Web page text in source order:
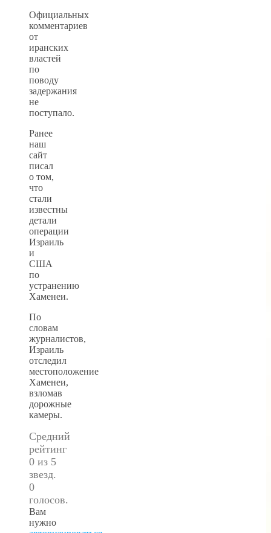
Официальных
комментариев
от
иранских
властей
по
поводу
задержания
не
поступало.
Ранее
наш
сайт
писал
о том,
что
стали
известны
детали
операции
Израиль
и
США
по
устранению
Хаменеи.
По
словам
журналистов,
Израиль
отследил
местоположение
Хаменеи,
взломав
дорожные
камеры.
Средний
рейтинг
0 из 5
звезд.
0
голосов.
Вам
нужно